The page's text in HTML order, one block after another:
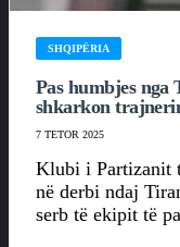
SHQIPËRIA
Pas humbjes
shkarkon
7 TETOR 2025
Klubi i Partizanit
në derbi ndaj
serb të ekipit të